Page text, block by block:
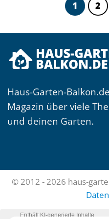
1 2
Haus-Garten-
Magazin über viele
und deinen Garten.
© 2012 - 2026 haus-